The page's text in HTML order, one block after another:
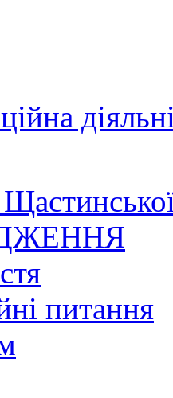
питання